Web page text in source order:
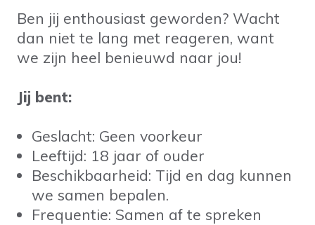
Ben jij enthousiast geworden? Wacht
dan niet te lang met reageren, want
we zijn heel benieuwd naar jou!
Jij bent:
Geslacht: Geen voorkeur
Leeftijd: 18 jaar of ouder
Beschikbaarheid: Tijd en dag kunnen
we samen bepalen.
Frequentie: Samen af te spreken